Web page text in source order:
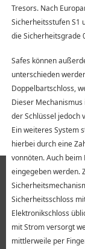
Tresors. Nach
Sicherheitsstufen S1
die Sicherheitsgrade
Safes können
unterschieden
Doppelbartschloss,
Dieser
der Schlüssel jedoch
Ein weiteres System
hierbei durch eine
vonnöten. Auch
eingegeben werden.
Sicherheitsschloss
Elektronikschloss
mit Strom versorgt
mittlerweile per